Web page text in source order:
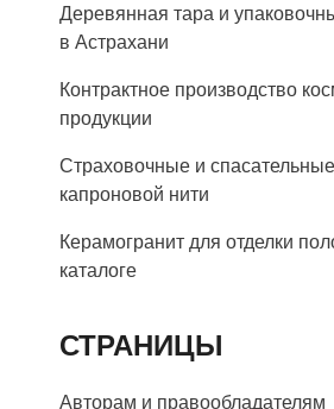
Деревянная тара и
в Астрахани
Контрактное производство
продукции
Страховочные и
капроновой нити
Керамогранит для отделки
каталоге
СТРАНИЦЫ
Авторам и правообладателям